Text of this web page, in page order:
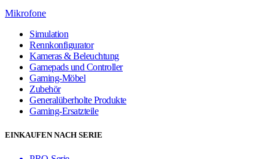
Mikrofone
Simulation
Rennkonfigurator
Kameras & Beleuchtung
Gamepads und Controller
Gaming-Möbel
Zubehör
Generalüberholte Produkte
Gaming-Ersatzteile
EINKAUFEN NACH SERIE